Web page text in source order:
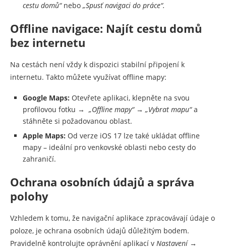
cestu domů“nebo „Spusť navigaci do práce“.
Offline navigace: Najít cestu domů
bez internetu
Na cestách není vždy k dispozici stabilní připojení k
internetu. Takto můžete využívat offline mapy:
Google Maps: Otevřete aplikaci, klepněte na svou
profilovou fotku → „Offline mapy“→ „Vybrat mapu“a
stáhněte si požadovanou oblast.
Apple Maps: Od verze iOS 17 lze také ukládat offline
mapy – ideální pro venkovské oblasti nebo cesty do
zahraničí.
Ochrana osobních údajů a správa
polohy
Vzhledem k tomu, že navigační aplikace zpracovávají údaje o
poloze, je ochrana osobních údajů důležitým bodem.
Pravidelně kontrolujte oprávnění aplikací v Nastavení →